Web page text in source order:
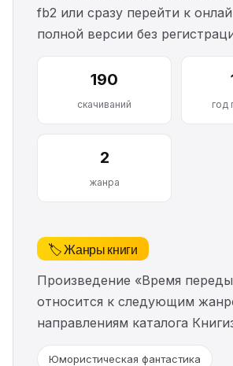
fb2 или сразу перейти к
полной версии без
190
скачиваний год
2
жанра
🏷️ Жанры книги
Произведение «Время
относится к следующим
направлениям каталога
Юмористическая фантастика